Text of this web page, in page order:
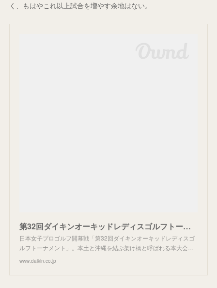
く、もはやこれ以上試合を増やす余地はない。
第32回ダイキンオーキッドレディスゴルフトーナメント ｜ ダイキン工業株式会社
日本女子プロゴルフ開幕戦「第32回ダイキンオーキッドレディスゴ
ルフトーナメント」。本土と沖縄を結ぶ架け橋と呼ばれる本大会…
www.daikin.co.jp